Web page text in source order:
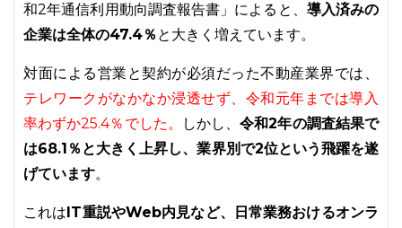
和2年通信利用動向調査報告書」によると、 導入済みの
企業は全体の47.4％ と大きく増えています。
対面による営業と契約が必須だった不動産業界では、
テレワークがなかなか浸透せず、令和元年までは導入
率わずか25.4％でした。
しかし、令和2年の調査結果で
は68.1％と大きく上昇し、業界別で2位という飛躍を遂
げています。
これは IT重説やWeb内見など、日常業務おけるオンラ